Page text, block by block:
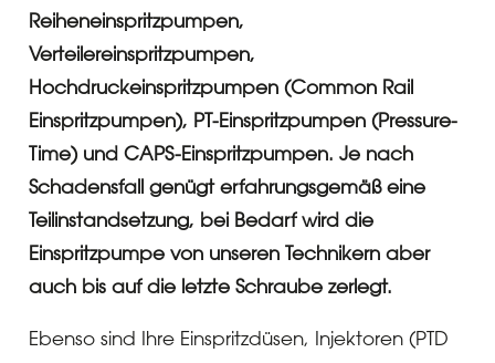
Reiheneinspritzpumpen,
Verteilereinspritzpumpen,
Hochdruckeinspritzpumpen (Common Rail
Einspritzpumpen), PT-Einspritzpumpen (Pressure-
Time) und CAPS-Einspritzpumpen. Je nach
Schadensfall genügt erfahrungsgemäß eine
Teilinstandsetzung, bei Bedarf wird die
Einspritzpumpe von unseren Technikern aber
auch bis auf die letzte Schraube zerlegt.
Ebenso sind Ihre Einspritzdüsen, Injektoren (PTD